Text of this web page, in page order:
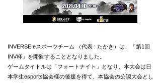
INVERSE eスポーツチーム （代表 : たかき）は、「第1回
INV杯」を開催することとなりました。
ゲームタイトルは「フォートナイト」となり、本大会は日
本学生esports協会様の後援を得て、本協会の公認大会とし